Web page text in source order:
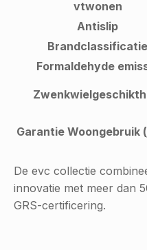
vtwonen
Antislip
Brandclassificatie
Formaldehyde
Garantie Woongebruik
De evc collectie
innovatie met meer dan
GRS-certificering.